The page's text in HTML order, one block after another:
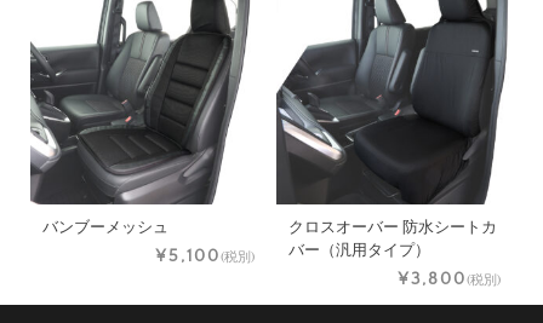
バンブーメッシュ
¥5,100(税別)
クロスオーバー 防水シートカ
バー（汎用タイプ）
¥3,800(税別)